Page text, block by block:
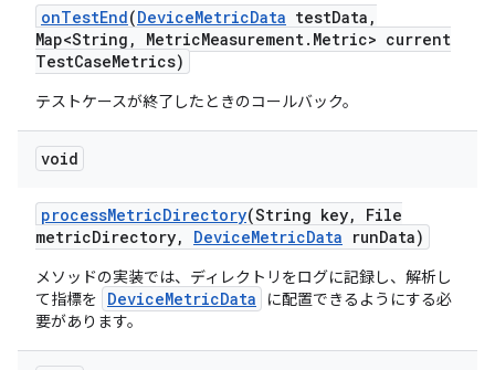
onTestEnd(DeviceMetricData testData ,
Map<String , MetricMeasurement. Metric> current
TestCaseMetrics)
テストケースが終了したときのコールバック。
void
processMetricDirectory(String key,
File
metricDirectory, DeviceMetricData runData)
メソッドの実装では、ディレクトリをログに記録し、解析し
て指標を
DeviceMetricData
に配置できるようにする必
要があります。